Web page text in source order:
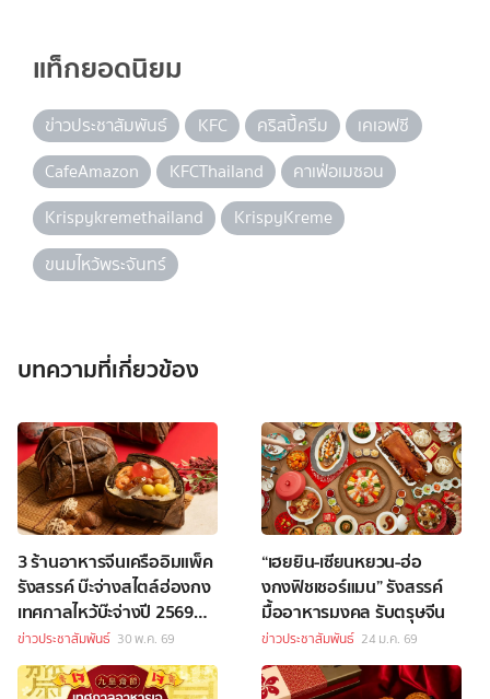
แท็กยอดนิยม
ข่าวประชาสัมพันธ์ KFC คริสปี้ครีม
เคเอฟซี
CafeAmazon
KFCThailand
คาเฟ่อเมซอน
Krispykremethailand
KrispyKreme
ขนมไหว้พระจันทร์
บทความที่เกี่ยวข้อง
3 ร้านอาหารจีนเครืออิมแพ็ค
รังสรรค์ บ๊ะจ่างสไตล์ฮ่องกง
เทศกาลไหว้บ๊ะจ่างปี 2569
เปิดสั่งจองล่วงหน้าแล้ว
ข่าวประชาสัมพันธ์ 30 พ.ค. 69
“เฮยยิน-เซียนหยวน-ฮ่อ
งกงฟิชเชอร์แมน” รังสรรค์
มื้ออาหารมงคล รับตรุษจีน
ข่าวประชาสัมพันธ์ 24 ม.ค. 69